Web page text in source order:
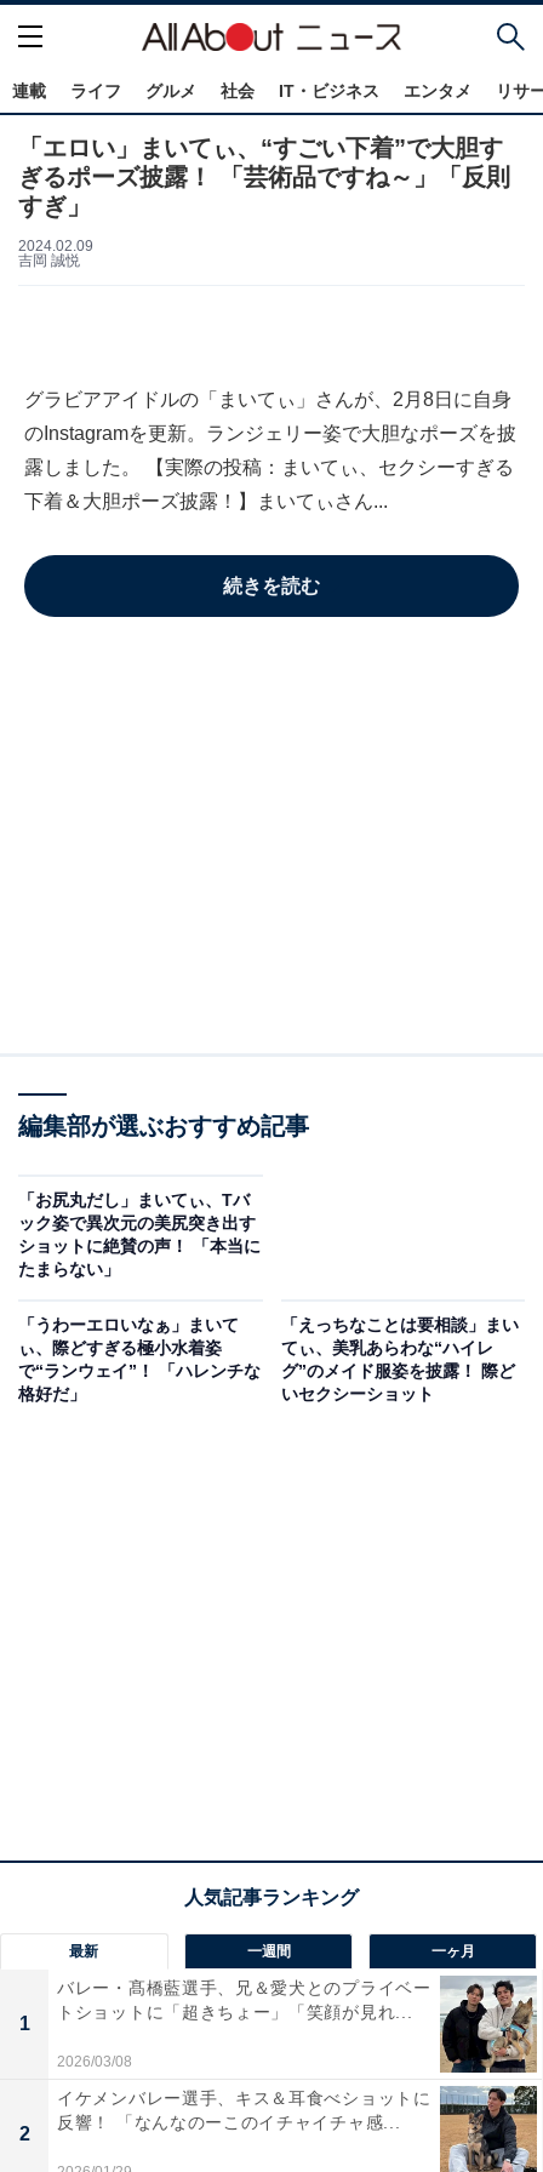
連載 ライフ グルメ 社会 IT・ビジネス エンタメ リサ
「エロい」まいてぃ、“すごい下着”で大胆す
ぎるポーズ披露！ 「芸術品ですね～」「反則
すぎ」
2024.02.09
吉岡 誠悦
グラビアアイドルの「まいてぃ」さんが、2月8日に自身
のInstagramを更新。ランジェリー姿で大胆なポーズを披
露しました。 【実際の投稿：まいてぃ、セクシーすぎる
下着＆大胆ポーズ披露！】まいてぃさん...
続きを読む
編集部が選ぶおすすめ記事
「お尻丸だし」まいてぃ、Tバ
ック姿で異次元の美尻突き出す
ショットに絶賛の声！ 「本当に
たまらない」
「うわーエロいなぁ」まいて
ぃ、際どすぎる極小水着姿
で“ランウェイ”！ 「ハレンチな
格好だ」
「えっちなことは要相談」まい
てぃ、美乳あらわな“ハイレ
グ”のメイド服姿を披露！ 際ど
いセクシーショット
最新 一週間 一ヶ月
1
バレー・髙橋藍選手、兄＆愛犬とのプライベー
トショットに「超きちょー」「笑顔が見れ...
2026/03/08
2
イケメンバレー選手、キス＆耳食べショットに
反響！ 「なんなのーこのイチャイチャ感...